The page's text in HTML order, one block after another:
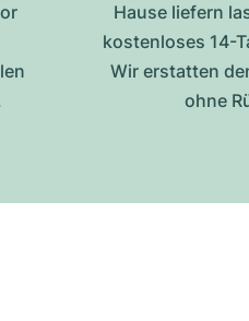
Hause liefern
kostenloses 14-
Wir erstatten
ohne